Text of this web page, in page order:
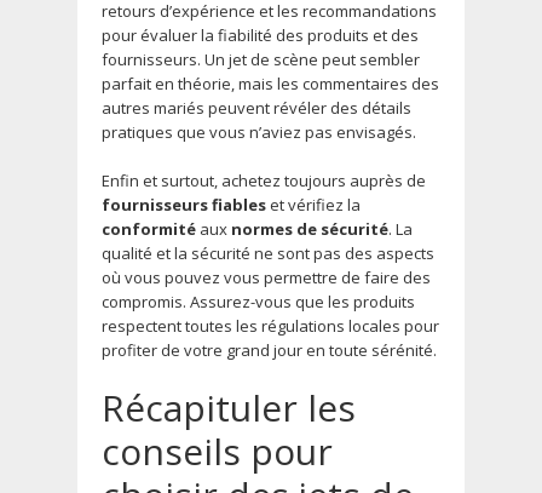
retours d’expérience et les recommandations
pour évaluer la fiabilité des produits et des
fournisseurs. Un jet de scène peut sembler
parfait en théorie, mais les commentaires des
autres mariés peuvent révéler des détails
pratiques que vous n’aviez pas envisagés.
Enfin et surtout, achetez toujours auprès de
fournisseurs fiableset vérifiez la
conformité aux normes de sécurité. La
qualité et la sécurité ne sont pas des aspects
où vous pouvez vous permettre de faire des
compromis. Assurez-vous que les produits
respectent toutes les régulations locales pour
profiter de votre grand jour en toute sérénité.
Récapituler les
conseils pour